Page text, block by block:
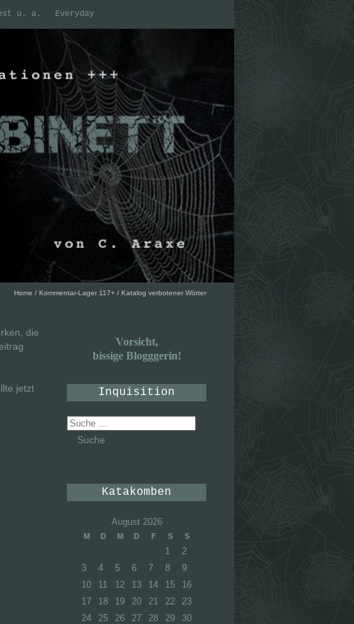
u. a. Everyday
Home / Kommentar-Lager 117+ / Katalog verbotener Wörter
die
jetzt
Vorsicht,
bissige Blogggerin!
Inquisition
Suche
nach:
Katakomben
August 2026
M D M D F S S
1
2
3
4 5 6 7 8
9
10
11 12 13 14 15
16
17
18 19 20 21 22
23
24
25 26 27 28 29
30